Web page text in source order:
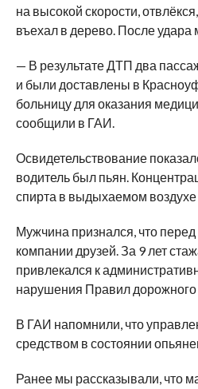
на высокой скорости,
въехал в дерево. После удара
— В результате ДТП два
и были доставлены в
больницу для оказания
сообщили в ГАИ.
Освидетельствование
водитель был пьян.
спирта в выдыхаемом воздухе
Мужчина признался, что перед
компании друзей. За 9 лет
привлекался к
нарушения Правил
В ГАИ напомнили, что
средством в состоянии
Ранее мы рассказывали, что